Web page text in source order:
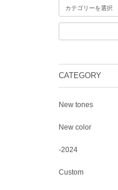
CATEGORY
New tones
New color
-2024
Custom